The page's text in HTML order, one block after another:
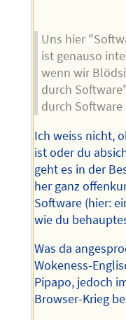
Uns hier
ist genauso
wenn wir
durch
durch Software
Ich weiss nicht,
ist oder du
geht es in der
her ganz
Software (hier:
wie du
Was da
Wokeness-
Pipapo, jedoch
Browser-Krieg